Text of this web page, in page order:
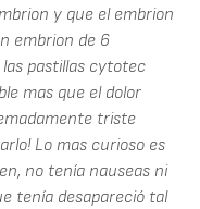
y que el embrion
embrion de 6
pastillas cytotec
mas que el dolor
triste
Lo mas curioso es
no tenía nauseas ni
tenía desapareció tal